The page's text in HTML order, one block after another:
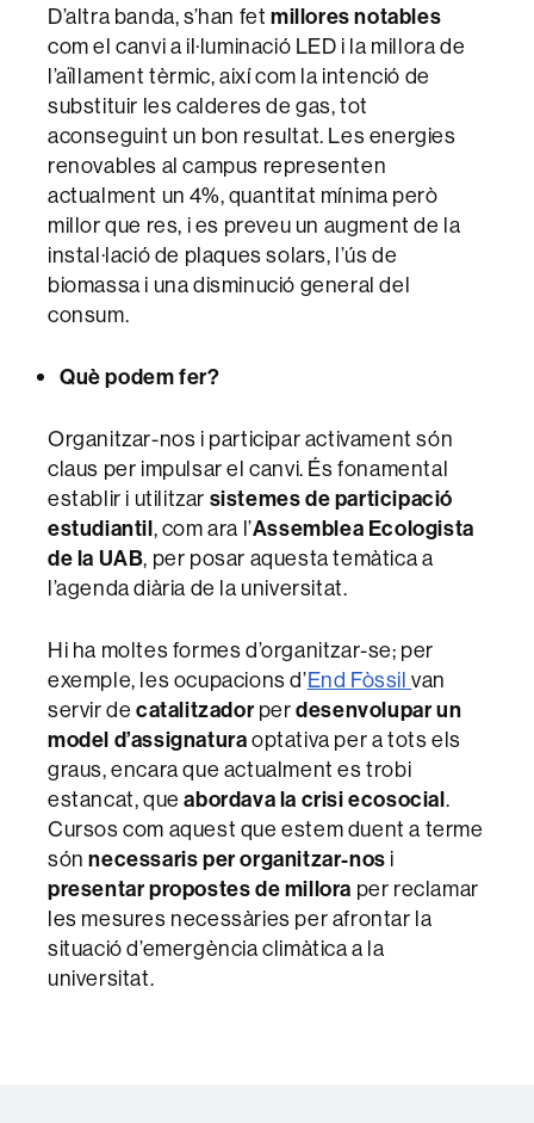
D’altra banda, s’han fet millores notables
com el canvi a il·luminació LED i la millora de
l’aïllament tèrmic, així com la intenció de
substituir les calderes de gas, tot
aconseguint un bon resultat. Les energies
renovables al campus representen
actualment un 4%, quantitat mínima però
millor que res, i es preveu un augment de la
instal·lació de plaques solars, l’ús de
biomassa i una disminució general del
consum.
Què podem fer?
Organitzar-nos i participar activament són
claus per impulsar el canvi. És fonamental
establir i utilitzar sistemes de participació
estudiantil, com ara l’Assemblea Ecologista
de la UAB, per posar aquesta temàtica a
l’agenda diària de la universitat.
Hi ha moltes formes d’organitzar-se; per
exemple, les ocupacions d’End Fòssilvan
servir de catalitzador perdesenvolupar un
model d’assignaturaoptativa per a tots els
graus, encara que actualment es trobi
estancat, queabordava la crisi ecosocial.
Cursos com aquest que estem duent a terme
sónnecessaris per organitzar-nos i
presentar propostes de millora per reclamar
les mesures necessàries per afrontar la
situació d’emergència climàtica a la
universitat.